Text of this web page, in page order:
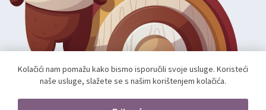
Kolačići nam pomažu kako bismo isporučili svoje usluge. Koristeći
naše usluge, slažete se s našim korištenjem kolačića.